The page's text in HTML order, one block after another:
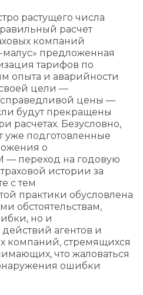
растущего числа
расчет
компаний
предложенная
тарифов по
опыта и аварийности
цели —
цены —
будут прекращены
расчетах. Безусловно,
уже подготовленные
о
переход на годовую
истории за
с тем
практики обусловлена
обстоятельствам,
но и
агентов и
компаний, стремящихся
что жаловаться
ошибки